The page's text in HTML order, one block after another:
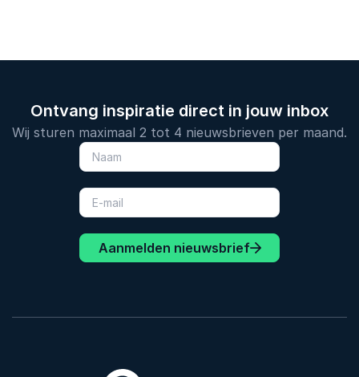
Ontvang inspiratie direct in jouw inbox
Wij sturen maximaal 2 tot 4 nieuwsbrieven per maand.
Aanmelden nieuwsbrief